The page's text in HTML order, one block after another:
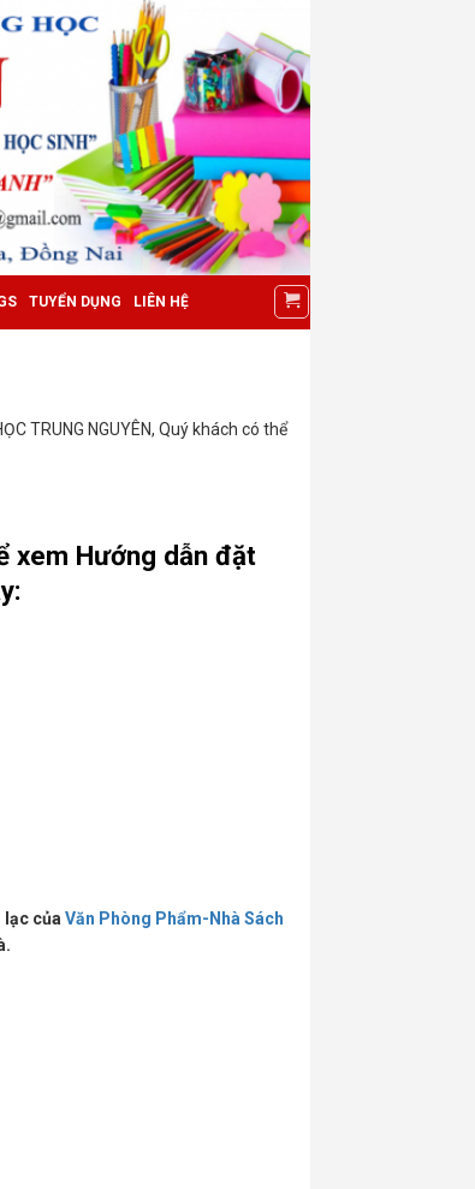
TUYỂN DỤNG LIÊN HỆ
TRUNG NGUYÊN, Quý khách có thể
xem Hướng dẫn đặt
lạc củaVăn Phòng Phẩm-Nhà Sách